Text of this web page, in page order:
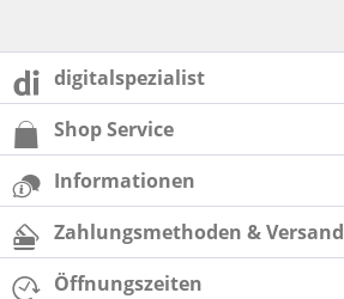
digitalspezialist
Shop Service
Informationen
Zahlungsmethoden & Versand
Öffnungszeiten